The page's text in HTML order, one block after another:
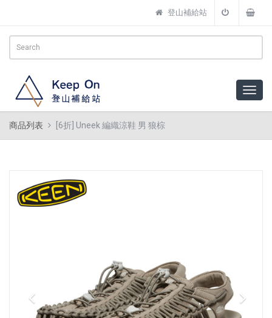
登山補給站
商品列表 [6折] Uneek 編織涼鞋 男 狼棕